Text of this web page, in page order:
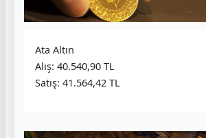
Ata Altın
Alış: 40.540,90 TL
Satış: 41.564,42 TL